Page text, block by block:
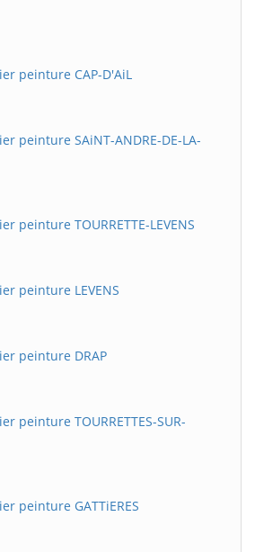
peinture CAP-D'AiL
peinture SAiNT-ANDRE-DE-LA-
peinture TOURRETTE-LEVENS
peinture LEVENS
peinture DRAP
peinture TOURRETTES-SUR-
peinture GATTiERES